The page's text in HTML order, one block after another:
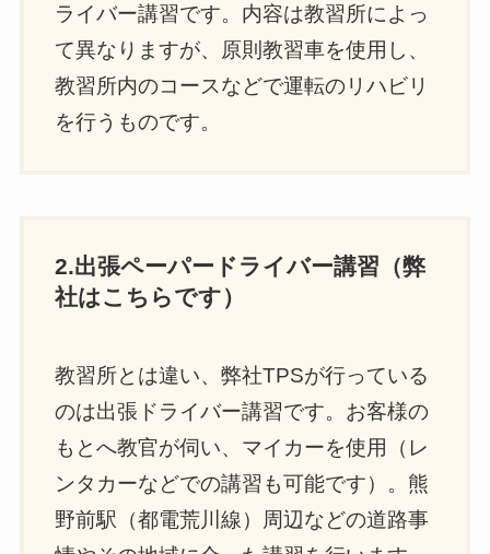
ライバー講習です。内容は教習所によっ
て異なりますが、原則教習車を使用し、
教習所内のコースなどで運転のリハビリ
を行うものです。
2.出張ペーパードライバー講習（弊
社はこちらです）
教習所とは違い、弊社TPSが行っている
のは出張ドライバー講習です。お客様の
もとへ教官が伺い、マイカーを使用（レ
ンタカーなどでの講習も可能です）。熊
野前駅（都電荒川線）周辺などの道路事